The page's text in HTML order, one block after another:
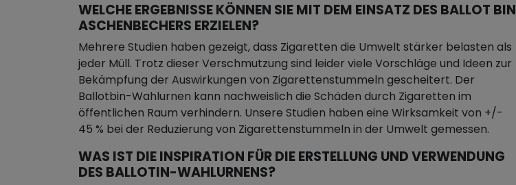
WELCHE ERGEBNISSE KÖNNEN SIE MIT DEM EINSATZ DES BALLOT BIN
ASCHENBECHERS ERZIELEN?
Mehrere Studien haben gezeigt, dass Zigaretten die Umwelt stärker belasten als
jeder Müll. Trotz dieser Verschmutzung sind leider viele Vorschläge und Ideen zur
Bekämpfung der Auswirkungen von Zigarettenstummeln gescheitert. Der
Ballotbin-Wahlurnen kann nachweislich die Schäden durch Zigaretten im
öffentlichen Raum verhindern. Unsere Studien haben eine Wirksamkeit von +/-
45 % bei der Reduzierung von Zigarettenstummeln in der Umwelt gemessen.
WAS IST DIE INSPIRATION FÜR DIE ERSTELLUNG UND VERWENDUNG
DES BALLOTIN-WAHLURNENS?